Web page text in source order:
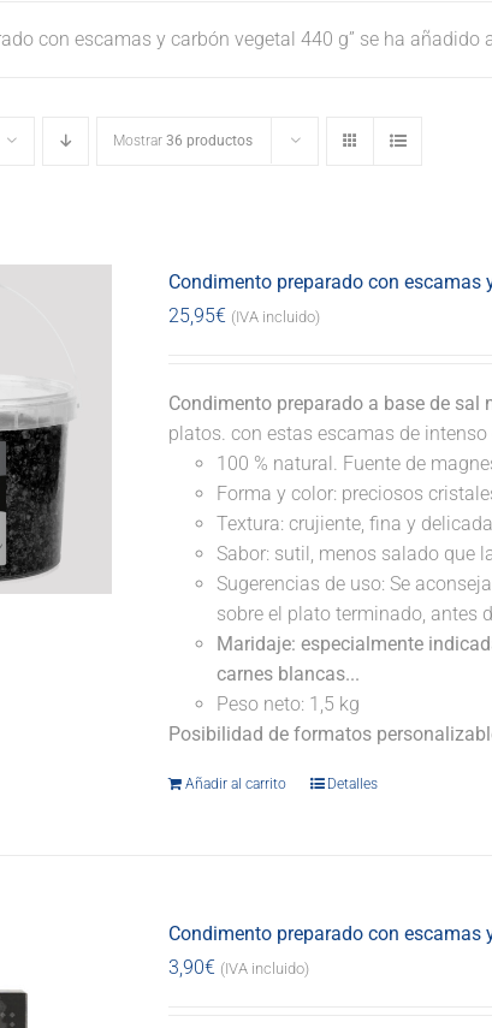
con escamas y carbón vegetal 440 g” se ha añadido
Mostrar 36 productos
Condimento preparado con escamas
25,95€ (IVA incluido)
Condimento preparado a base de sal
platos. con estas escamas de intenso
100 % natural. Fuente de
Forma y color: preciosos
Textura: crujiente, fina y
Sabor: sutil, menos salado que
Sugerencias de uso: Se
sobre el plato terminado, antes
Maridaje: especialmente
carnes blancas...
Peso neto: 1,5 kg
Posibilidad de formatos
Añadir al carrito Detalles
Condimento preparado con escamas
3,90€ (IVA incluido)